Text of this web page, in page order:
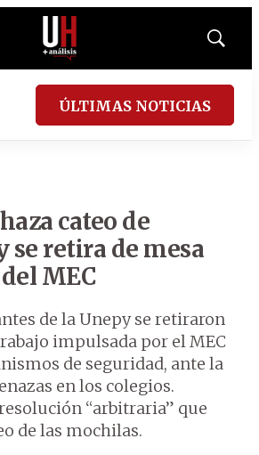
Mostrar
ÚLTIMAS NOTICIAS
cateo de
se retira de mesa
MEC
de la Unepy se retiraron
impulsada por el MEC
de seguridad, ante la
en los colegios.
“arbitraria” que
de las mochilas.